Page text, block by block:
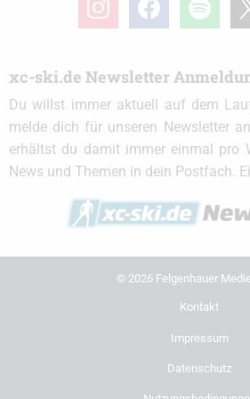
xc-ski.de Newsletter
Du willst immer aktuell auf dem
melde dich für unseren Newsletter
erhältst du damit immer einmal pro
News und Themen in dein Postfach.
© 2026 Felgenhauer
Kontakt
Impressum
Datenschutz